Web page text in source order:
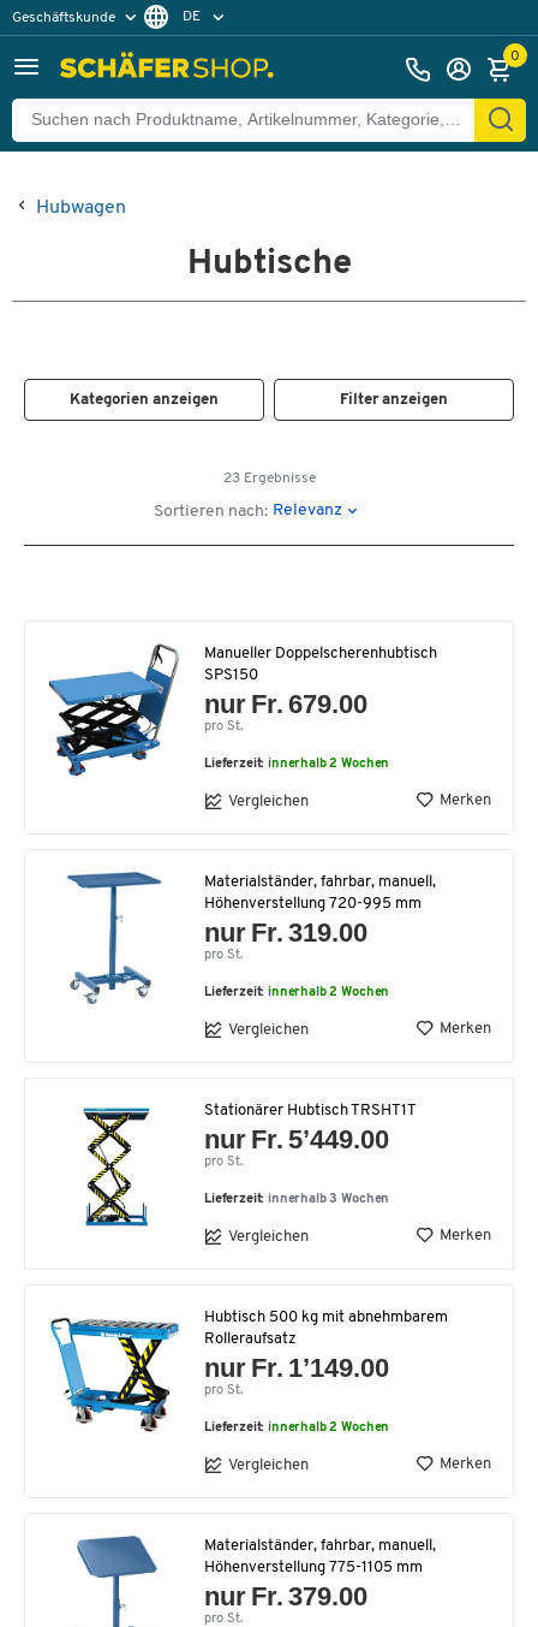
Geschäftskunde DE
0
Hubwagen
Hubtische
Kategorien anzeigen Filter anzeigen
23 Ergebnisse
Sortieren nach: Relevanz
Manueller Doppelscherenhubtisch
SPS150
nur Fr. 679.00
pro St.
Lieferzeit:innerhalb 2 Wochen
Vergleichen Merken
Materialständer, fahrbar, manuell,
Höhenverstellung 720-995 mm
nur Fr. 319.00
pro St.
Lieferzeit:innerhalb 2 Wochen
Vergleichen Merken
Stationärer Hubtisch TRSHT1T
nur Fr. 5’449.00
pro St.
Lieferzeit: innerhalb 3 Wochen
Vergleichen Merken
Hubtisch 500 kg mit abnehmbarem
Rolleraufsatz
nur Fr. 1’149.00
pro St.
Lieferzeit:innerhalb 2 Wochen
Vergleichen Merken
Materialständer, fahrbar, manuell,
Höhenverstellung 775-1105 mm
nur Fr. 379.00
pro St.